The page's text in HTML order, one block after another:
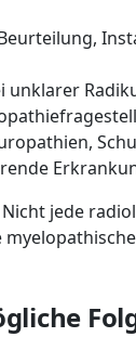
unklarer
jede